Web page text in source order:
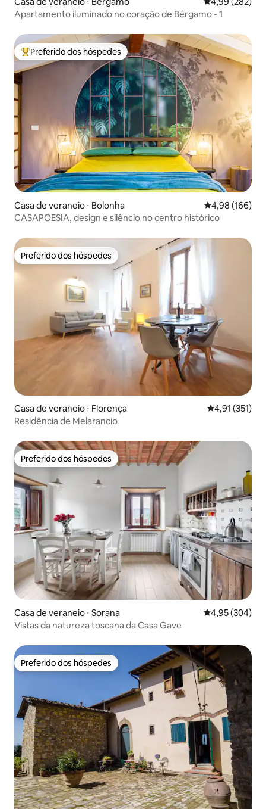
Apartamento iluminado no coração de Bérgamo - 1
Entre os melhores preferidos dos hóspedes
Preferido dos hóspedes
Casa de veraneio ⋅ Bolonha 4,98 de uma
4,98 (166)
CASAPOESIA, design e silêncio no centro histórico
Preferido dos hóspedes
Preferido dos hóspedes
Casa de veraneio ⋅ Florença 4,91 de uma
4,91 (351)
Residência de Melarancio
Preferido dos hóspedes
Preferido dos hóspedes
Casa de veraneio ⋅ Sorana 4,95 de uma
4,95 (304)
Vistas da natureza toscana da Casa Gave
Preferido dos hóspedes
Preferido dos hóspedes